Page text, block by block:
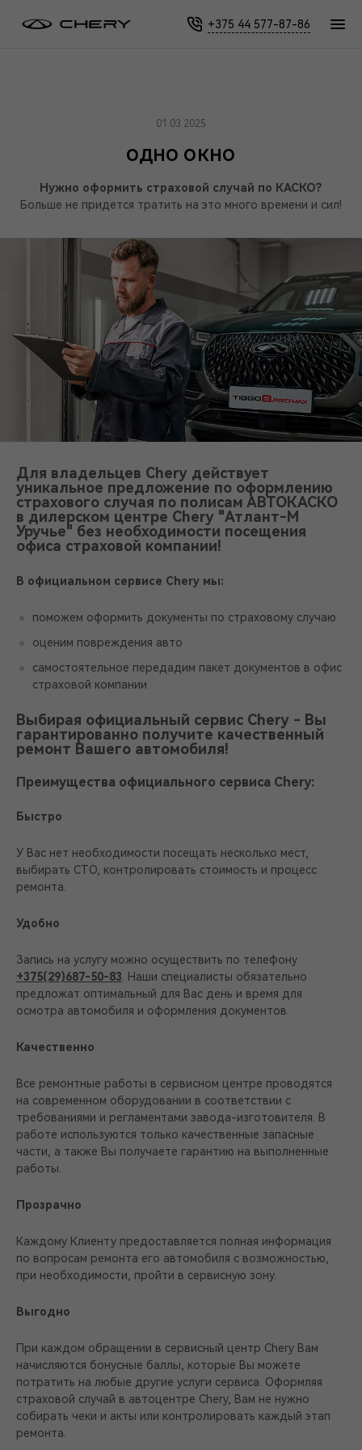
+375 44 577-87-86
Главная Новости Сервис Одно окно
ОДНО ОКНО
01.03.2025
Нужно оформить страховой случай по КАСКО?
Больше не придется тратить на это много времени и сил!
Для владельцев Chery действует
уникальное предложение по оформлению
страхового случая по полисам АВТОКАСКО
в дилерском центре Chery "Атлант-М
Уручье" без необходимости посещения
офиса страховой компании!
В официальном сервисе Chery мы:
поможем оформить документы по страховому случаю
оценим повреждения авто
самостоятельное передадим пакет документов в офис
страховой компании
Выбирая официальный сервис Chery - Вы
гарантированно получите качественный
ремонт Вашего автомобиля!
Преимущества официального сервиса Chery:
Быстро
У Вас нет необходимости посещать несколько мест,
выбирать СТО, контролировать стоимость и процесс
ремонта.
Удобно
Запись на услугу можно осуществить по телефону
+375(29)687-50-83 . Наши специалисты обязательно
предложат оптимальный для Вас день и время для
осмотра автомобиля и оформления документов.
Качественно
Все ремонтные работы в сервисном центре проводятся
на современном оборудовании в соответствии с
требованиями и регламентами завода-изготовителя. В
работе используются только качественные запасные
части, а также Вы получаете гарантию на выполненные
работы.
Прозрачно
Каждому Клиенту предоставляется полная информация
по вопросам ремонта его автомобиля с возможностью,
при необходимости, пройти в сервисную зону.
Выгодно
При каждом обращении в сервисный центр Chery Вам
начисляются бонусные баллы, которые Вы можете
потратить на любые другие услуги сервиса. Оформляя
страховой случай в автоцентре Chery, Вам не нужно
собирать чеки и акты или контролировать каждый этап
ремонта.